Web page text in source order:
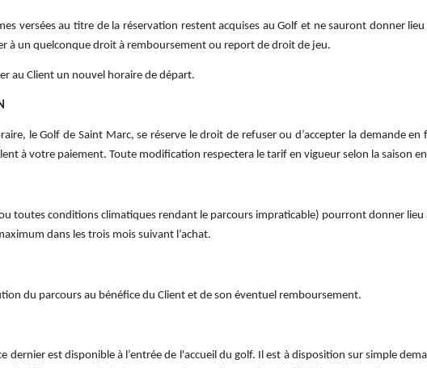
versées au titre de la réservation restent acquises au Golf et ne sauront donner
à un quelconque droit à remboursement ou report de droit de jeu.
au Client un nouvel horaire de départ.
le Golf de Saint Marc, se réserve le droit de refuser ou d’accepter la demande en
à votre paiement. Toute modification respectera le tarif en vigueur selon la saison
toutes conditions climatiques rendant le parcours impraticable) pourront donner
dans les trois mois suivant l’achat.
du parcours au bénéfice du Client et de son éventuel remboursement.
dernier est disponible à l’entrée de l'accueil du golf. Il est à disposition sur simple